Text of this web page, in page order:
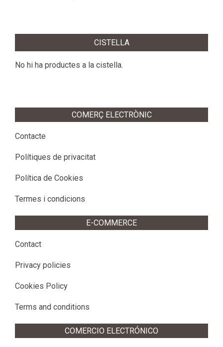
CISTELLA
No hi ha productes a la cistella.
COMERÇ ELECTRÒNIC
Contacte
Polítiques de privacitat
Política de Cookies
Termes i condicions
E-COMMERCE
Contact
Privacy policies
Cookies Policy
Terms and conditions
COMERCIO ELECTRÓNICO